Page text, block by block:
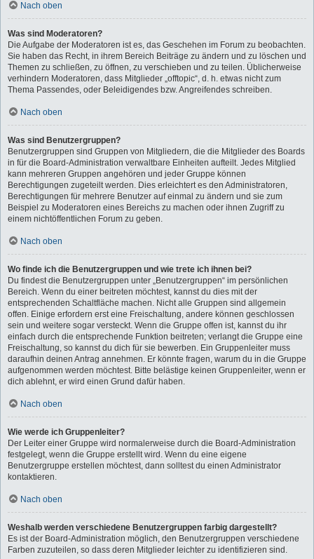
Nach oben
Was sind Moderatoren?
Die Aufgabe der Moderatoren ist es, das Geschehen im Forum zu beobachten.
Sie haben das Recht, in ihrem Bereich Beiträge zu ändern und zu löschen und
Themen zu schließen, zu öffnen, zu verschieben und zu teilen. Üblicherweise
verhindern Moderatoren, dass Mitglieder „offtopic“, d. h. etwas nicht zum
Thema Passendes, oder Beleidigendes bzw. Angreifendes schreiben.
Nach oben
Was sind Benutzergruppen?
Benutzergruppen sind Gruppen von Mitgliedern, die die Mitglieder des Boards
in für die Board-Administration verwaltbare Einheiten aufteilt. Jedes Mitglied
kann mehreren Gruppen angehören und jeder Gruppe können
Berechtigungen zugeteilt werden. Dies erleichtert es den Administratoren,
Berechtigungen für mehrere Benutzer auf einmal zu ändern und sie zum
Beispiel zu Moderatoren eines Bereichs zu machen oder ihnen Zugriff zu
einem nichtöffentlichen Forum zu geben.
Nach oben
Wo finde ich die Benutzergruppen und wie trete ich ihnen bei?
Du findest die Benutzergruppen unter „Benutzergruppen“ im persönlichen
Bereich. Wenn du einer beitreten möchtest, kannst du dies mit der
entsprechenden Schaltfläche machen. Nicht alle Gruppen sind allgemein
offen. Einige erfordern erst eine Freischaltung, andere können geschlossen
sein und weitere sogar versteckt. Wenn die Gruppe offen ist, kannst du ihr
einfach durch die entsprechende Funktion beitreten; verlangt die Gruppe eine
Freischaltung, so kannst du dich für sie bewerben. Ein Gruppenleiter muss
daraufhin deinen Antrag annehmen. Er könnte fragen, warum du in die Gruppe
aufgenommen werden möchtest. Bitte belästige keinen Gruppenleiter, wenn er
dich ablehnt, er wird einen Grund dafür haben.
Nach oben
Wie werde ich Gruppenleiter?
Der Leiter einer Gruppe wird normalerweise durch die Board-Administration
festgelegt, wenn die Gruppe erstellt wird. Wenn du eine eigene
Benutzergruppe erstellen möchtest, dann solltest du einen Administrator
kontaktieren.
Nach oben
Weshalb werden verschiedene Benutzergruppen farbig dargestellt?
Es ist der Board-Administration möglich, den Benutzergruppen verschiedene
Farben zuzuteilen, so dass deren Mitglieder leichter zu identifizieren sind.